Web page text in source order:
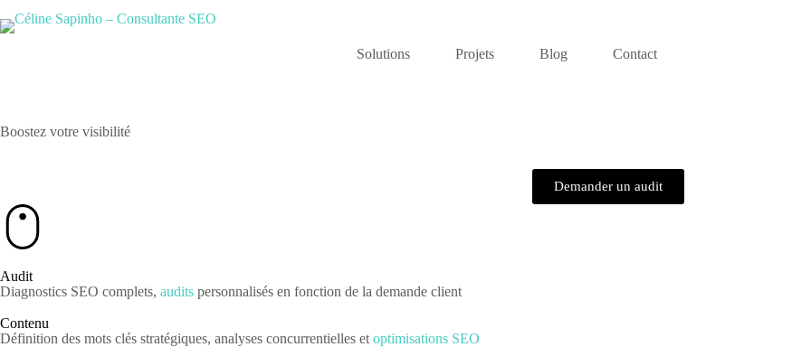
Solutions Projets Blog Contact
Boostez votre visibilité
Demander un audit
Audit
Diagnostics SEO complets, audits personnalisés en fonction de la demande client
Contenu
Définition des mots clés stratégiques, analyses concurrentielles et optimisations SEO